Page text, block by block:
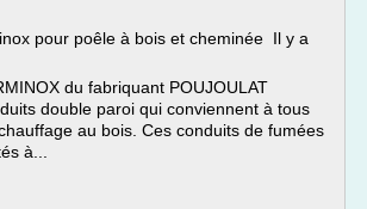
pour poêle à bois et cheminée Il y a
du fabriquant POUJOULAT
double paroi qui conviennent à tous
au bois. Ces conduits de fumées
à...